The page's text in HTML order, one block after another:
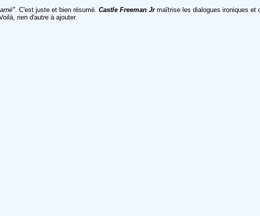
. C'est juste et bien résumé. Castle Freeman Jrmaîtrise les dialogues ironiques et
rien d'autre à ajouter.